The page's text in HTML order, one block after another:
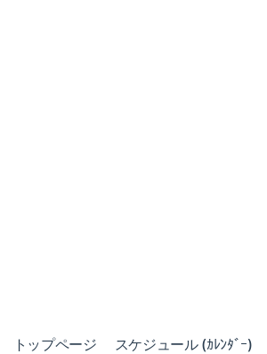
トップページ スケジュール (ｶﾚﾝﾀﾞｰ)